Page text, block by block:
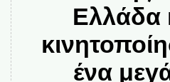
Ελλάδα
ένα